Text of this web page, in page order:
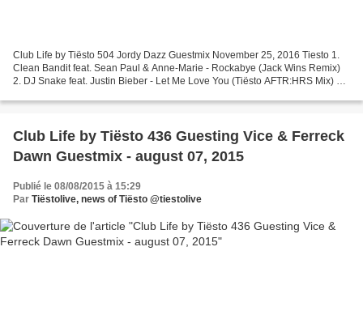
Club Life by Tiësto 504 Jordy Dazz Guestmix November 25, 2016 Tiesto 1.
Clean Bandit feat. Sean Paul & Anne-Marie - Rockabye (Jack Wins Remix)
2. DJ Snake feat. Justin Bieber - Let Me Love You (Tiësto AFTR:HRS Mix) 3.
Club Life by Tiësto 436 Guesting Vice & Ferreck
Dawn Guestmix - august 07, 2015
Publié le 08/08/2015 à 15:29
Par Tiëstolive, news of Tiësto @tiestolive